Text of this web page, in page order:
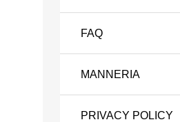
FAQ
MANNERIA
PRIVACY POLICY